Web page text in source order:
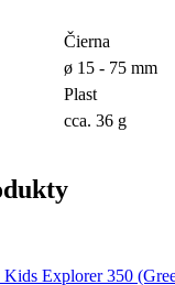
Čierna
ø 15 - 75 mm
Plast
cca. 36 g